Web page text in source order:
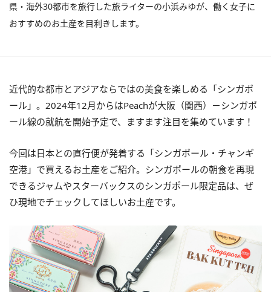
県・海外30都市を旅行した旅ライターの小浜みゆが、働く女子に
おすすめのお土産を目利きします。
近代的な都市とアジアならではの美食を楽しめる「シンガポ
ール」。2024年12月からはPeachが大阪（関西）－シンガポ
ール線の就航を開始予定で、ますます注目を集めています！
今回は日本との直行便が発着する「シンガポール・チャンギ
空港」で買えるお土産をご紹介。シンガポールの朝食を再現
できるジャムやスターバックスのシンガポール限定品は、ぜ
ひ現地でチェックしてほしいお土産です。